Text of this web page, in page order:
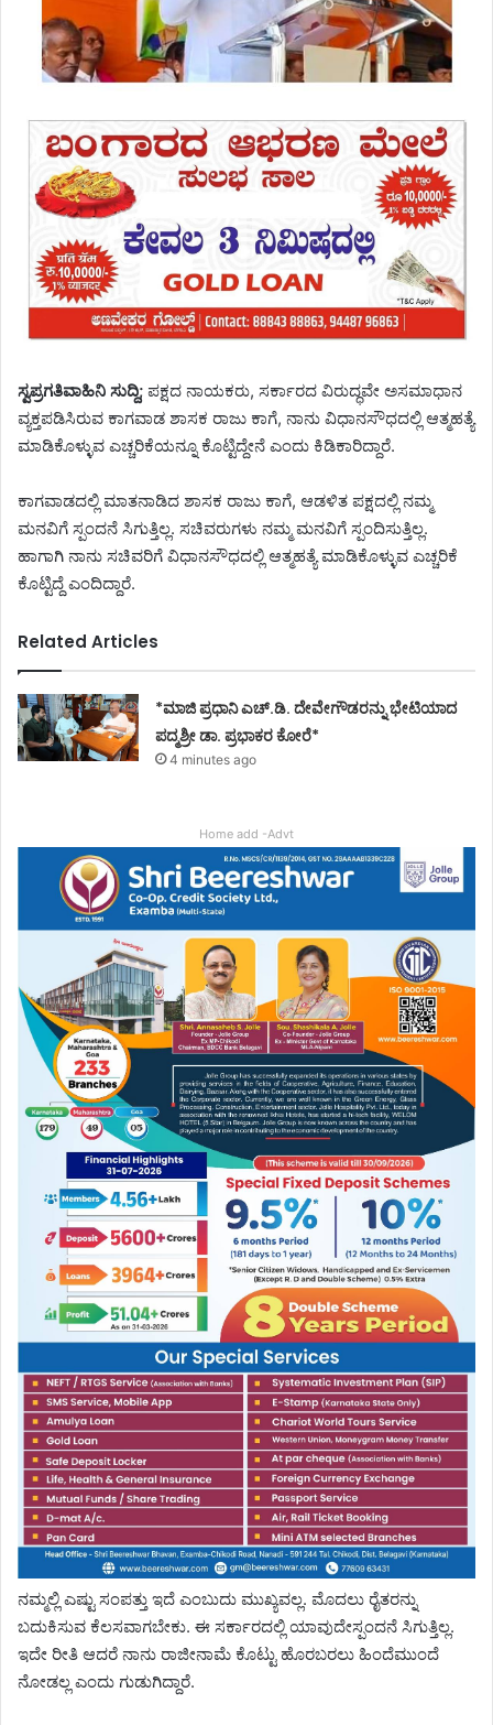
ಸ್ವಪ್ರಗತಿವಾಹಿನಿ ಸುದ್ದಿ; ಪಕ್ಷದ ನಾಯಕರು, ಸರ್ಕಾರದ ವಿರುದ್ಧವೇ ಅಸಮಾಧಾನ
ವ್ಯಕ್ತಪಡಿಸಿರುವ ಕಾಗವಾಡ ಶಾಸಕ ರಾಜು ಕಾಗೆ, ನಾನು ವಿಧಾನಸೌಧದಲ್ಲಿ ಆತ್ಮಹತ್ಯೆ
ಮಾಡಿಕೊಳ್ಳುವ ಎಚ್ಚರಿಕೆಯನ್ನೂ ಕೊಟ್ಟಿದ್ದೇನೆ ಎಂದು ಕಿಡಿಕಾರಿದ್ದಾರೆ.
ಕಾಗವಾಡದಲ್ಲಿ ಮಾತನಾಡಿದ ಶಾಸಕ ರಾಜು ಕಾಗೆ, ಆಡಳಿತ ಪಕ್ಷದಲ್ಲಿ ನಮ್ಮ
ಮನವಿಗೆ ಸ್ಪಂದನೆ ಸಿಗುತ್ತಿಲ್ಲ. ಸಚಿವರುಗಳು ನಮ್ಮ ಮನವಿಗೆ ಸ್ಪಂದಿಸುತ್ತಿಲ್ಲ.
ಹಾಗಾಗಿ ನಾನು ಸಚಿವರಿಗೆ ವಿಧಾನಸೌಧದಲ್ಲಿ ಆತ್ಮಹತ್ಯೆ ಮಾಡಿಕೊಳ್ಳುವ ಎಚ್ಚರಿಕೆ
ಕೊಟ್ಟಿದ್ದೆ ಎಂದಿದ್ದಾರೆ.
Related Articles
*ಮಾಜಿ ಪ್ರಧಾನಿ ಎಚ್.ಡಿ. ದೇವೇಗೌಡರನ್ನು ಭೇಟಿಯಾದ
ಪದ್ಮಶ್ರೀ ಡಾ. ಪ್ರಭಾಕರ ಕೋರೆ*
4 minutes ago
Home add -Advt
ನಮ್ಮಲ್ಲಿ ಎಷ್ಟು ಸಂಪತ್ತು ಇದೆ ಎಂಬುದು ಮುಖ್ಯವಲ್ಲ. ಮೊದಲು ರೈತರನ್ನು
ಬದುಕಿಸುವ ಕೆಲಸವಾಗಬೇಕು. ಈ ಸರ್ಕಾರದಲ್ಲಿ ಯಾವುದೇಸ್ಪಂದನೆ ಸಿಗುತ್ತಿಲ್ಲ.
ಇದೇ ರೀತಿ ಆದರೆ ನಾನು ರಾಜೀನಾಮೆ ಕೊಟ್ಟು ಹೊರಬರಲು ಹಿಂದೆಮುಂದೆ
ನೋಡಲ್ಲ ಎಂದು ಗುಡುಗಿದ್ದಾರೆ.